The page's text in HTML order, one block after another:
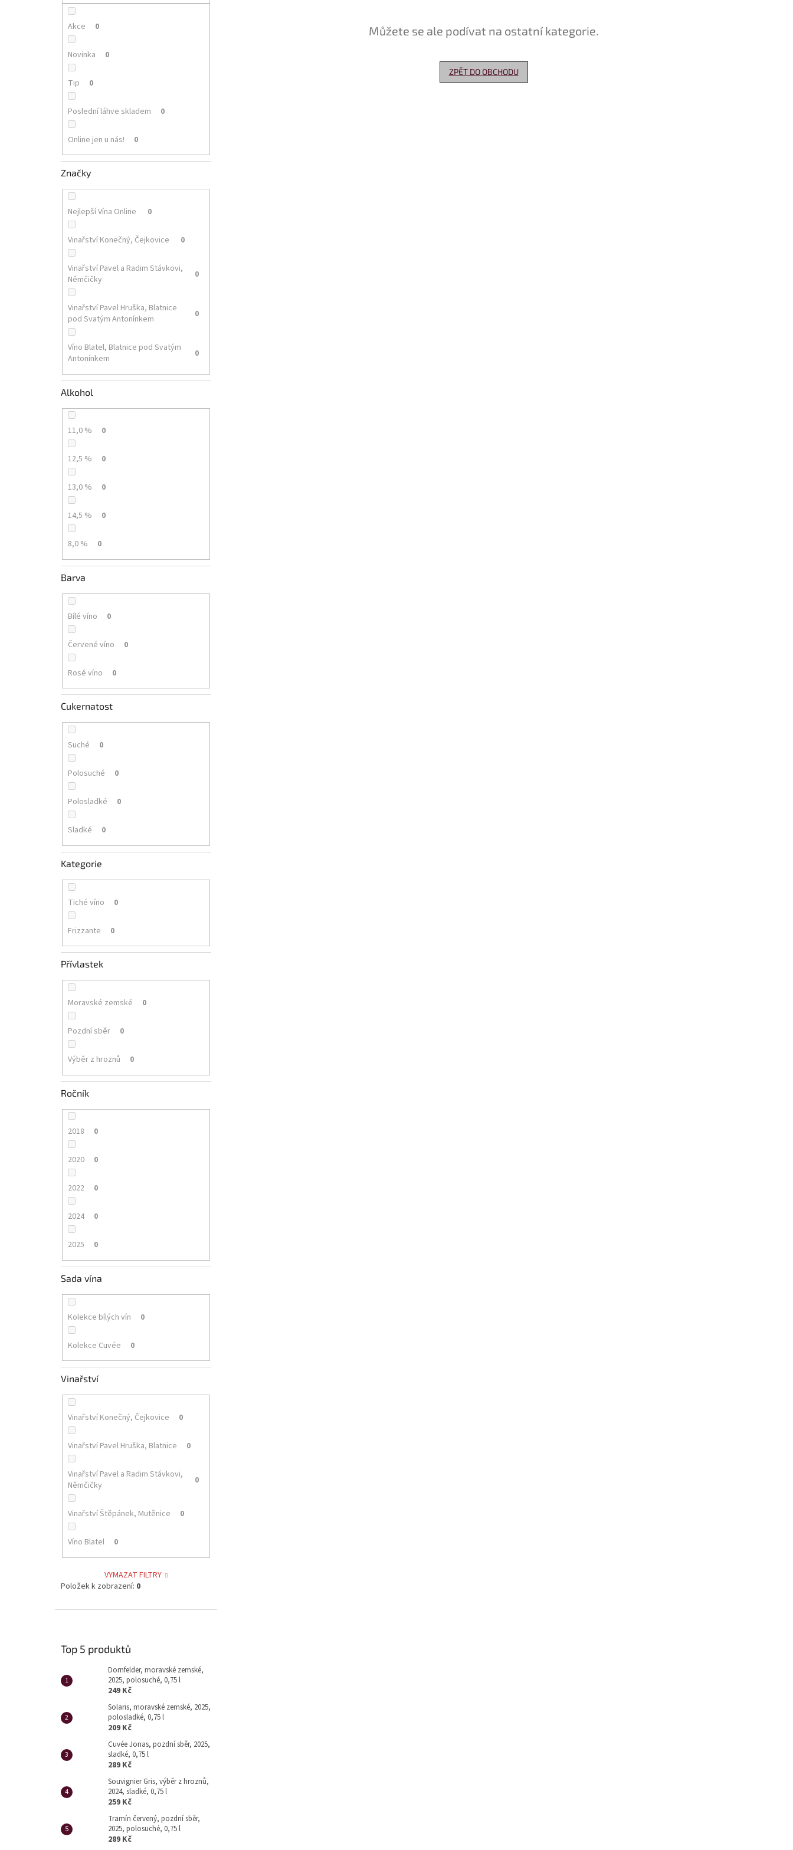
Akce 0
Novinka 0
Tip 0
Poslední láhve skladem 0
Online jen u nás! 0
Značky
Nejlepší Vína Online 0
Vinařství Konečný, Čejkovice 0
Vinařství Pavel a Radim Stávkovi,
Němčičky
0
Vinařství Pavel Hruška, Blatnice
pod Svatým Antonínkem
0
Víno Blatel, Blatnice pod Svatým
Antonínkem
0
Alkohol
11,0 % 0
12,5 % 0
13,0 % 0
14,5 % 0
8,0 % 0
Barva
Bílé víno 0
Červené víno 0
Rosé víno 0
Cukernatost
Suché 0
Polosuché 0
Polosladké 0
Sladké 0
Kategorie
Tiché víno 0
Frizzante 0
Přívlastek
Moravské zemské 0
Pozdní sběr 0
Výběr z hroznů 0
Ročník
2018 0
2020 0
2022 0
2024 0
2025 0
Sada vína
Kolekce bílých vín 0
Kolekce Cuvée 0
Vinařství
Vinařství Konečný, Čejkovice 0
Vinařství Pavel Hruška, Blatnice 0
Vinařství Pavel a Radim Stávkovi,
Němčičky
0
Vinařství Štěpánek, Mutěnice 0
Víno Blatel 0
VYMAZAT FILTRY
Položek k zobrazení: 0
Top 5 produktů
Dornfelder, moravské zemské,
2025, polosuché, 0,75 l
249 Kč
Solaris, moravské zemské, 2025,
polosladké, 0,75 l
209 Kč
Cuvée Jonas, pozdní sběr, 2025,
sladké, 0,75 l
289 Kč
Souvignier Gris, výběr z hroznů,
2024, sladké, 0,75 l
259 Kč
Tramín červený, pozdní sběr,
2025, polosuché, 0,75 l
289 Kč
Můžete se ale podívat na ostatní kategorie.
ZPĚT DO OBCHODU